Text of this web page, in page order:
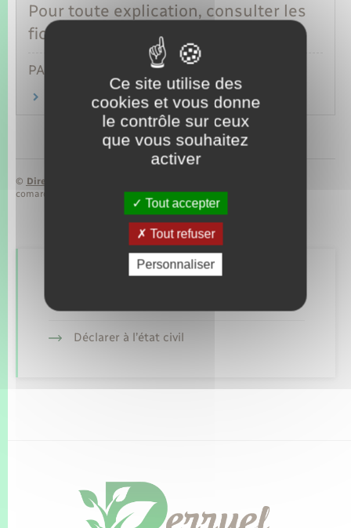
Pour toute explication, consulter les
fiches pratiques :
PARTICULIERS
Compte bancaire joint
© Direction de l’information légale et administrative
comarquage developpé parbaseo.io
Retrouvez aussi
Déclarer à l’état civil
Ce site utilise des
cookies et vous donne
le contrôle sur ceux
que vous souhaitez
activer
Tout accepter
Tout refuser
Personnaliser